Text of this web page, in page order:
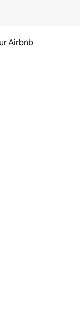
Airbnb